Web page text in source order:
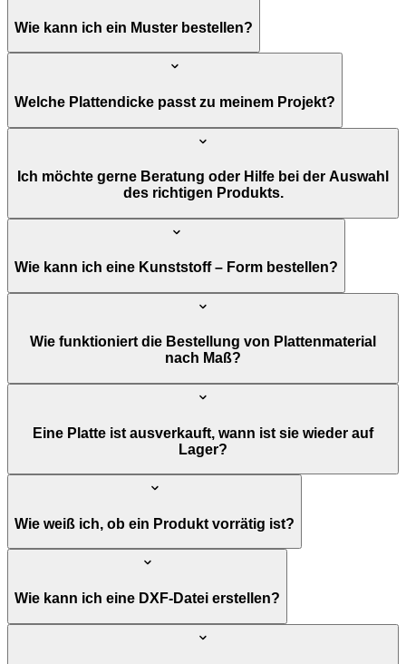
Wie kann ich ein Muster bestellen?
Welche Plattendicke passt zu meinem Projekt?
Ich möchte gerne Beratung oder Hilfe bei der Auswahl
des richtigen Produkts.
Wie kann ich eine Kunststoff – Form bestellen?
Wie funktioniert die Bestellung von Plattenmaterial
nach Maß?
Eine Platte ist ausverkauft, wann ist sie wieder auf
Lager?
Wie weiß ich, ob ein Produkt vorrätig ist?
Wie kann ich eine DXF-Datei erstellen?